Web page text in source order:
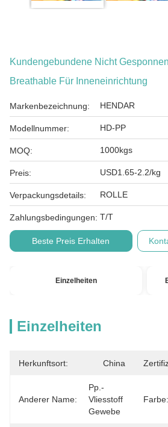
Kundengebundene Nicht
Breathable Für Inneneinrichtung
Markenbezeichnung: HENDAR
Modellnummer: HD-PP
MOQ: 1000kgs
Preis: USD1.65-2.2/kg
Verpackungsdetails: ROLLE
Zahlungsbedingungen: T/T
Beste Preis Erhalten
Einzelheiten
Einzelheiten
Herkunftsort: China
Anderer Name:
Pp.-
Vliesstoff
Gewebe
Farbe: